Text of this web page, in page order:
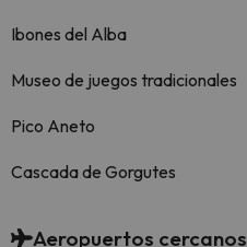
Ibones del Alba
Museo de juegos tradicionales
Pico Aneto
Cascada de Gorgutes
Aeropuertos cercanos